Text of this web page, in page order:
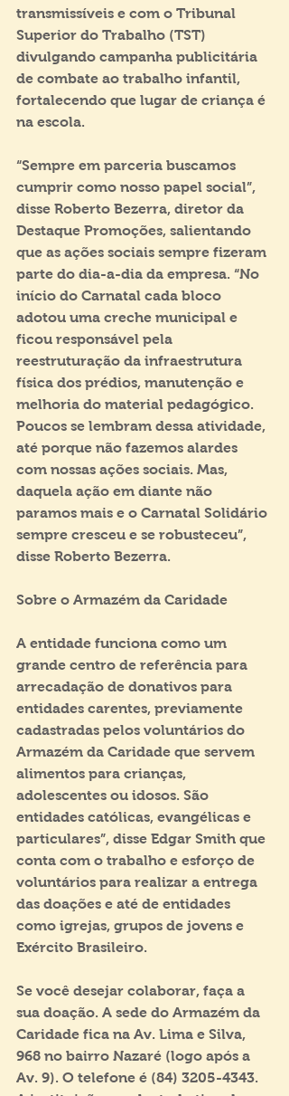
transmissíveis e com o Tribunal
Superior do Trabalho (TST)
divulgando campanha publicitária
de combate ao trabalho infantil,
fortalecendo que lugar de criança é
na escola.
“Sempre em parceria buscamos
cumprir como nosso papel social”,
disse Roberto Bezerra, diretor da
Destaque Promoções, salientando
que as ações sociais sempre fizeram
parte do dia-a-dia da empresa. “No
início do Carnatal cada bloco
adotou uma creche municipal e
ficou responsável pela
reestruturação da infraestrutura
física dos prédios, manutenção e
melhoria do material pedagógico.
Poucos se lembram dessa atividade,
até porque não fazemos alardes
com nossas ações sociais. Mas,
daquela ação em diante não
paramos mais e o Carnatal Solidário
sempre cresceu e se robusteceu”,
disse Roberto Bezerra.
Sobre o Armazém da Caridade
A entidade funciona como um
grande centro de referência para
arrecadação de donativos para
entidades carentes, previamente
cadastradas pelos voluntários do
Armazém da Caridade que servem
alimentos para crianças,
adolescentes ou idosos. São
entidades católicas, evangélicas e
particulares”, disse Edgar Smith que
conta com o trabalho e esforço de
voluntários para realizar a entrega
das doações e até de entidades
como igrejas, grupos de jovens e
Exército Brasileiro.
Se você desejar colaborar, faça a
sua doação. A sede do Armazém da
Caridade fica na Av. Lima e Silva,
968 no bairro Nazaré (logo após a
Av. 9). O telefone é (84) 3205-4343.